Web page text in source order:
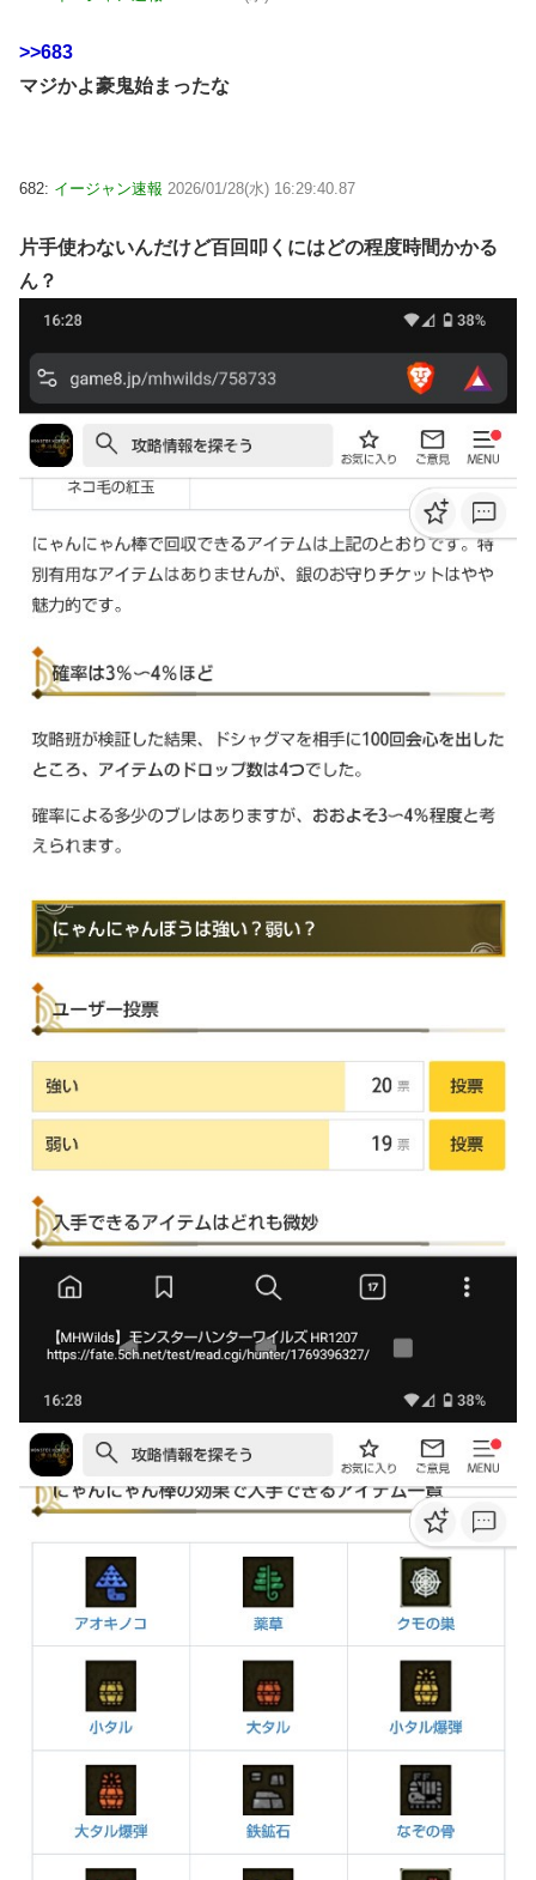
>>683
マジかよ豪鬼始まったな
682: イージャン速報 2026/01/28(水) 16:29:40.87
片手使わないんだけど百回叩くにはどの程度時間かかる
ん？